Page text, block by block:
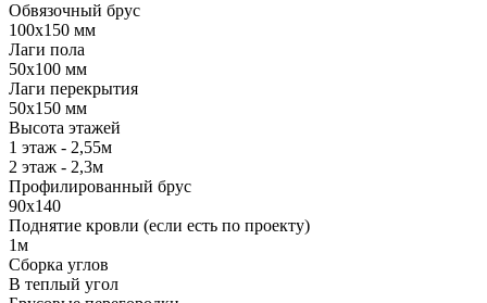
Обвязочный брус
100х150 мм
Лаги пола
50х100 мм
Лаги перекрытия
50х150 мм
Высота этажей
1 этаж - 2,55м
2 этаж - 2,3м
Профилированный брус
90х140
Поднятие кровли (если есть по проекту)
1м
Сборка углов
В теплый угол